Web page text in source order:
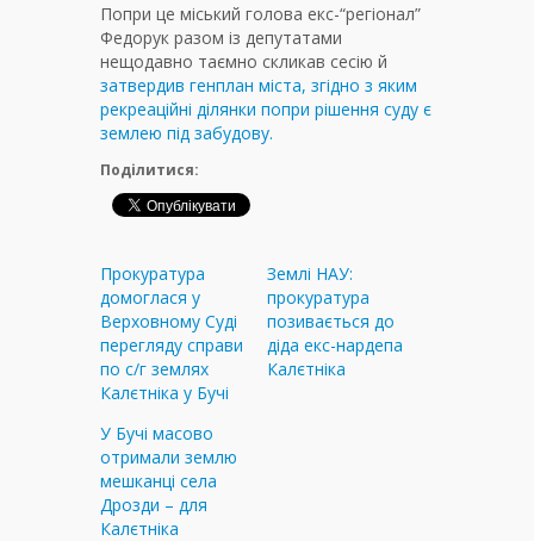
Попри це міський голова екс-“регіонал”
Федорук разом із депутатами
нещодавно таємно скликав сесію й
затвердив генплан міста, згідно з яким
рекреаційні ділянки попри рішення суду є
землею під забудову.
Поділитися:
Прокуратура
домоглася у
Верховному Суді
перегляду справи
по с/г землях
Калєтніка у Бучі
Землі НАУ:
прокуратура
позивається до
діда екс-нардепа
Калєтніка
У Бучі масово
отримали землю
мешканці села
Дрозди – для
Калєтніка